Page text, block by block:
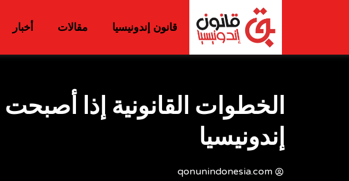
قانون إندونيسيا مقالات أخبار
الخطوات القانونية إذا
إندونيسيا
qonunindonesia.com